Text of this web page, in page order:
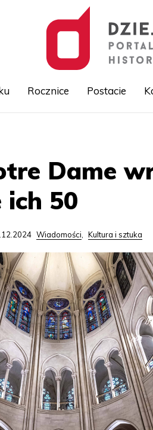
Rocznice Postacie
Dame
ich 50
Wiadomości, Kultura i sztuka